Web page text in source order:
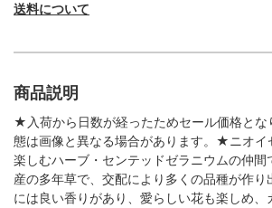
送料について
商品説明
★入荷から日数が経ったためセール価格とな
態は画像と異なる場合があります。★ニオイ
楽しむハーブ・センテッドゼラニウムの仲間
産の多年草で、交配により多くの品種が作り
には良い香りがあり、愛らしい花も楽しめ、